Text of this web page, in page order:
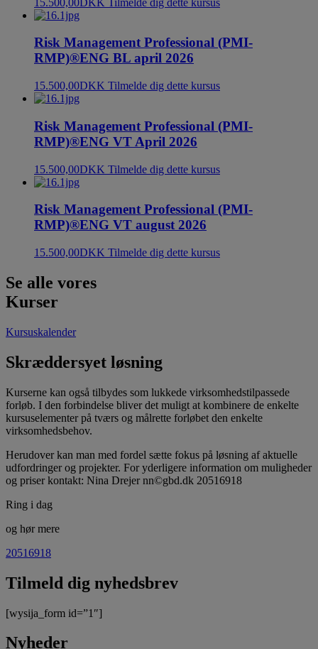
Risk Management Professional (PMI-
RMP)®ENG BL april 2026
15.500,00DKK Tilmelde dig dette kursus
Risk Management Professional (PMI-
RMP)®ENG VT April 2026
15.500,00DKK Tilmelde dig dette kursus
Risk Management Professional (PMI-
RMP)®ENG VT august 2026
15.500,00DKK Tilmelde dig dette kursus
Se alle vores
Kurser
Kursuskalender
Skræddersyet løsning
Kurserne kan også tilbydes som lukkede virksomhedstilpassede
forløb. I den forbindelse bliver det muligt at kombinere de enkelte
kursuselementer på tværs og målrette forløbet den enkelte
virksomhedsbehov.
Herudover kan man med fordel sætte fokus på løsning af aktuelle
udfordringer og projekter. For yderligere information om muligheder
og priser kontakt: Nina Drejer nn©gbd.dk 20516918
Ring i dag
og hør mere
20516918
Tilmeld dig nyhedsbrev
[wysija_form id=”1″]
Nyheder